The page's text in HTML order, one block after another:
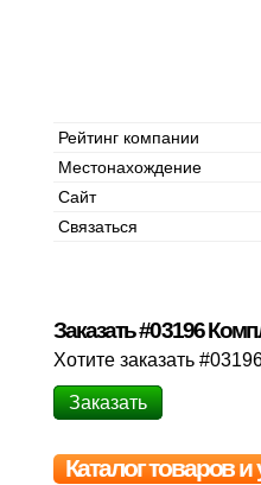
Рейтинг компании
Местонахождение
Сайт
Связаться
Заказать #03196
Хотите заказать
Заказать
Каталог товаров и